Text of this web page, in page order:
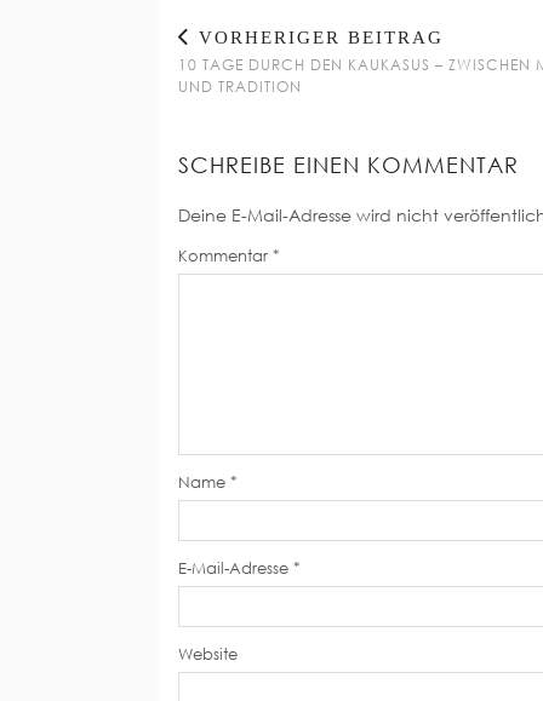
VORHERIGER BEITRAG
10 TAGE DURCH DEN KAUKASUS – ZWISCHEN
UND TRADITION
SCHREIBE EINEN KOMMENTAR
Deine E-Mail-Adresse wird nicht
Kommentar *
Name *
E-Mail-Adresse *
Website